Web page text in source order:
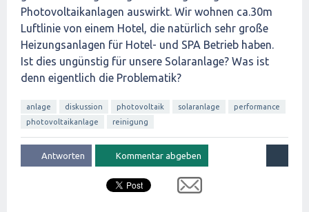
Photovoltaikanlagen auswirkt. Wir wohnen ca.30m
Luftlinie von einem Hotel, die natürlich sehr große
Heizungsanlagen für Hotel- und SPA Betrieb haben.
Ist dies ungünstig für unsere Solaranlage? Was ist
denn eigentlich die Problematik?
anlage diskussion photovoltaik solaranlage
performance
photovoltaikanlage
reinigung